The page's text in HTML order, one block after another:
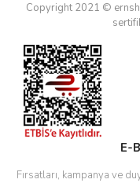
Copyright 2021 ©
E-
Fırsatları, kampanya ve